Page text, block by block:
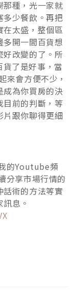
那種，光一家就
多少餐飲。再把
在太盛，整個區
開一間百貨想
改變的了。所
了是好事，當
來會方便不少，
成為你買房的決
目前的判斷，等
片跟你聊得更細
的Youtube頻
分享市場行情的
話術的方法等實
息。